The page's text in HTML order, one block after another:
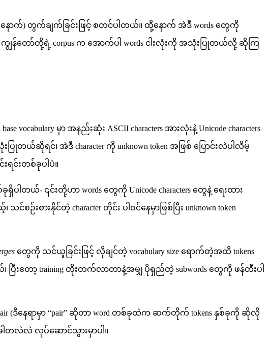
ပြီးနောက်) တွက်ချက်ခြင်းဖြင့် စတင်ပါတယ်။ ထို့နောက် အဲဒီ words တွေကို
ကျွန်တော်တို့ရဲ့ corpus က အောက်ပါ words ငါးလုံးကို အသုံးပြုတယ်လို့ ဆိုကြ
မှာ အနည်းဆုံး ASCII characters အားလုံးနဲ့ Unicode characters
တယ်ဆိုရင်၊ အဲဒီ character ကို unknown token အဖြစ် ပြောင်းလဲပါလိမ့်
းရင်းတစ်ခုပါပဲ။
ပါတယ်- ၎င်းတို့ဟာ words တွေကို Unicode characters တွေနဲ့ ရေးထား
စားနိုင်တဲ့ character တိုင်း ပါဝင်နေမှာဖြစ်ပြီး unknown token
တွေကို သင်ယူခြင်းဖြင့် လိုချင်တဲ့ vocabulary size ရောက်တဲ့အထိ tokens
ပြီးတော့ training တိုးတက်လာတာနဲ့အမျှ ပိုရှည်တဲ့ subwords တွေကို ဖန်တီးပါ
(ဒီနေရာမှာ “pair” ဆိုတာ word တစ်ခုထဲက ဆက်တိုက် tokens နှစ်ခုကို ဆိုလို
ါတလဲလဲ လုပ်ဆောင်သွားမှာပါ။